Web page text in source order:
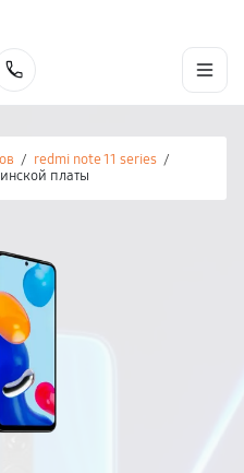
/ redmi note 11 series /
платы